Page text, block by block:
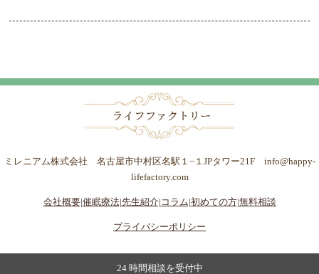
ミレニアム株式会社 名古屋市中村区名駅１−１JPタワー21F info@happy-
lifefactory.com
会社概要|催眠療法|先生紹介| コラム|初めての方|無料相談
プライバシーポリシー
24 時間相談を受付中